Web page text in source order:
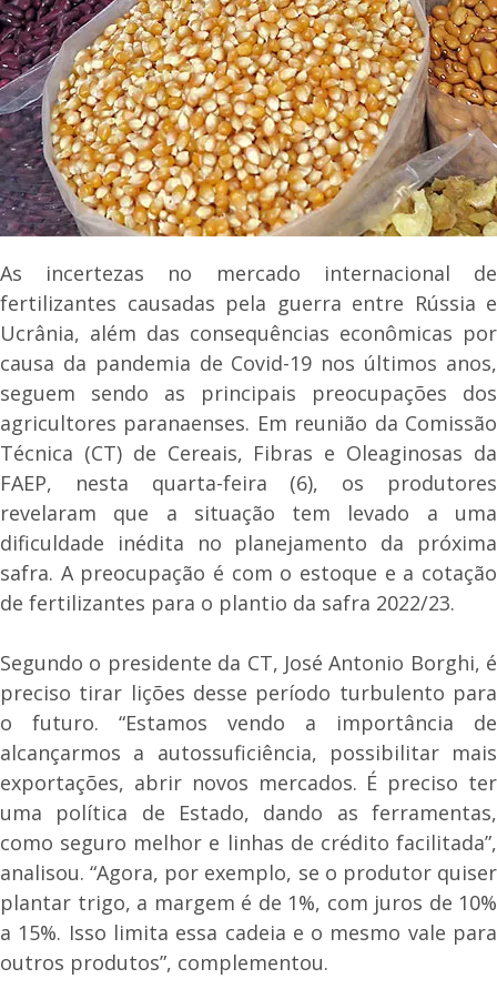
As incertezas no mercado internacional de
fertilizantes causadas pela guerra entre Rússia e
Ucrânia, além das consequências econômicas por
causa da pandemia de Covid-19 nos últimos anos,
seguem sendo as principais preocupações dos
agricultores paranaenses. Em reunião da Comissão
Técnica (CT) de Cereais, Fibras e Oleaginosas da
FAEP, nesta quarta-feira (6), os produtores
revelaram que a situação tem levado a uma
dificuldade inédita no planejamento da próxima
safra. A preocupação é com o estoque e a cotação
de fertilizantes para o plantio da safra 2022/23.
Segundo o presidente da CT, José Antonio Borghi, é
preciso tirar lições desse período turbulento para
o futuro. “Estamos vendo a importância de
alcançarmos a autossuficiência, possibilitar mais
exportações, abrir novos mercados. É preciso ter
uma política de Estado, dando as ferramentas,
como seguro melhor e linhas de crédito facilitada”,
analisou. “Agora, por exemplo, se o produtor quiser
plantar trigo, a margem é de 1%, com juros de 10%
a 15%. Isso limita essa cadeia e o mesmo vale para
outros produtos”, complementou.